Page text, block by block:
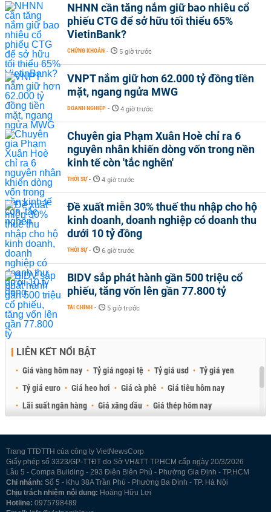
NHNN cần tăng nắm giữ bao nhiêu cổ
phiếu CTG để sở hữu tối thiểu 65%
VietinBank?
CHỨNG KHOÁN - 5 giờ trước
VNPT nắm giữ hơn 62.000 tỷ đồng tiền
mặt, ngang ngửa MWG
DOANH NGHIỆP - 4 giờ trước
Chuyên gia Phạm Xuân Hoè chỉ ra 6
nguyên nhân khiến dòng vốn trong nền
kinh tế còn 'tắc nghẽn'
THỜI SỰ - 4 giờ trước
Đề xuất miễn 30% thuế thu nhập cho hộ
kinh doanh, doanh nghiệp có doanh thu
dưới 10 tỷ đồng
THỜI SỰ - 6 giờ trước
BIDV sắp phát hành gần 500 triệu cổ
phiếu, tăng vốn lên gần 77.800 tỷ
TÀI CHÍNH - 5 giờ trước
LIÊN KẾT NỔI BẬT
Giá vàng hôm nay Tỷ giá ngoại tệ Tỷ giá usd
Tỷ giá yen
Tỷ giá euro
Giá heo hơi Giá cà phê
Giá tiêu hôm nay
Lãi suất ngân hàng
Giá xăng dầu
Giá thép hôm nay
Trang TTĐTTH của công ty VietNewsCorp
Giấy phép số 3323/GP-TTĐT do Sở VH&TT TP.HCM cấp ngày 20/3/2026
Lầu 5 - Compa Building - 293 Điện Biên Phủ - Phường Gia Định - TP.HCM
Chi nhánh: Số 5 - Khu 38A Trần Phú - Phường Ba Đình - TP. Hà Nội
Chịu trách nhiệm nội dung: Hoàng Hữu Lợi
Hotline: 0975798489